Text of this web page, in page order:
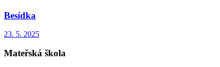
Besídka
23. 5. 2025
Mateřská škola